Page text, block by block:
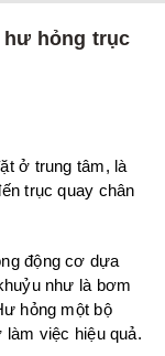
hư hỏng trục
trục quay chân
động cơ dựa
như là bơm
hỏng một bộ
việc hiệu quả.